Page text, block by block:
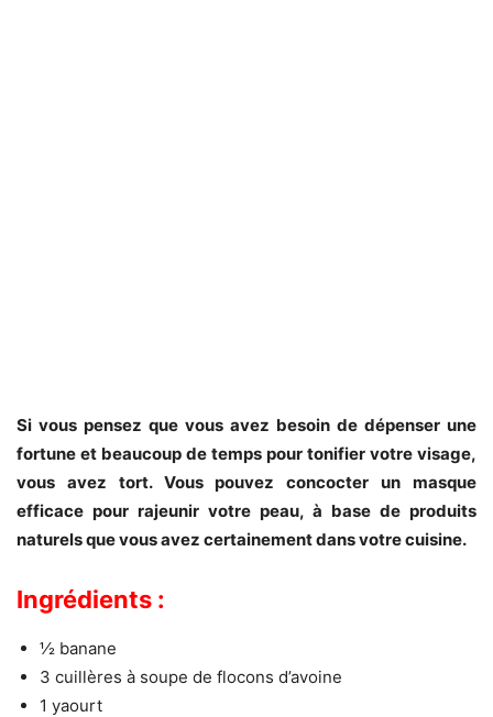
Si vous pensez que vous avez besoin de dépenser une
fortune et beaucoup de temps pour tonifier votre visage,
vous avez tort. Vous pouvez concocter un masque
efficace pour rajeunir votre peau, à base de produits
naturels que vous avez certainement dans votre cuisine.
Ingrédients :
½ banane
3 cuillères à soupe de flocons d’avoine
1 yaourt